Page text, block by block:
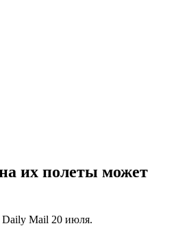
их полеты может
Mail 20 июля.